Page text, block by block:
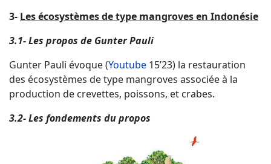
3- Les écosystèmes de type mangroves en Indonésie
3.1- Les propos de Gunter Pauli
Gunter Pauli évoque (Youtube 15’23) la restauration
des écosystèmes de type mangroves associée à la
production de crevettes, poissons, et crabes.
3.2- Les fondements du propos